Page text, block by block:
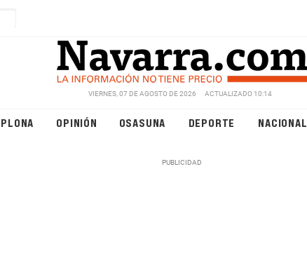
VIERNES, 07 DE AGOSTO DE 2026 ACTUALIZADO 10:14
OPINIÓN OSASUNA DEPORTE NACIONAL